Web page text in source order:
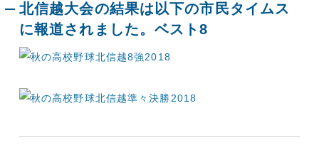
北信越大会の結果は以下の市民タイムス
に報道されました。ベスト8